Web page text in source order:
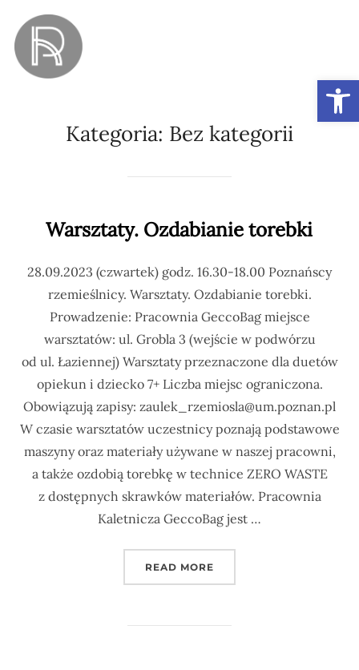
Kategoria: Bez kategorii
Warsztaty. Ozdabianie torebki
28.09.2023 (czwartek) godz. 16.30-18.00 Poznańscy
rzemieślnicy. Warsztaty. Ozdabianie torebki.
Prowadzenie: Pracownia GeccoBag miejsce
warsztatów: ul. Grobla 3 (wejście w podwórzu
od ul. Łaziennej) Warsztaty przeznaczone dla duetów
opiekun i dziecko 7+ Liczba miejsc ograniczona.
Obowiązują zapisy: zaulek_rzemiosla@um.poznan.pl
W czasie warsztatów uczestnicy poznają podstawowe
maszyny oraz materiały używane w naszej pracowni,
a także ozdobią torebkę w technice ZERO WASTE
z dostępnych skrawków materiałów. Pracownia
Kaletnicza GeccoBag jest …
READ MORE